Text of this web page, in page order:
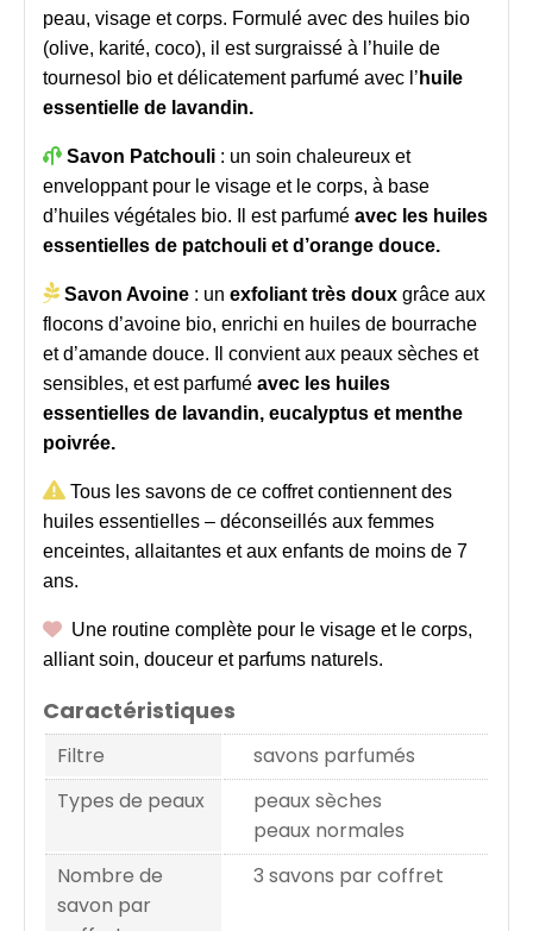
peau, visage et corps. Formulé avec des huiles bio
(olive, karité, coco), il est surgraissé à l’huile de
tournesol bio et délicatement parfumé avec l’ huile
essentielle de lavandin.
 Savon Patchouli : un soin chaleureux et
enveloppant pour le visage et le corps, à base
d’huiles végétales bio. Il est parfumé avec les huiles
essentielles de patchouli et d’orange douce.
 Savon Avoine : un exfoliant très doux grâce aux
flocons d’avoine bio, enrichi en huiles de bourrache
et d’amande douce. Il convient aux peaux sèches et
sensibles, et est parfumé avec les huiles
essentielles de lavandin, eucalyptus et menthe
poivrée.
 Tous les savons de ce coffret contiennent des
huiles essentielles – déconseillés aux femmes
enceintes, allaitantes et aux enfants de moins de 7
ans.
 Une routine complète pour le visage et le corps,
alliant soin, douceur et parfums naturels.
Caractéristiques
Filtre
savons parfumés
Types de peaux
peaux sèches
peaux normales
Nombre de
savon par
3 savons par coffret